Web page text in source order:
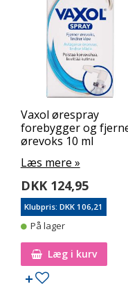
Vaxol ørespray
forebygger og
ørevoks 10 ml
Læs mere »
DKK 124,95
Klubpris: DKK 106,21
På lager
Læg i kurv
Tilføj til